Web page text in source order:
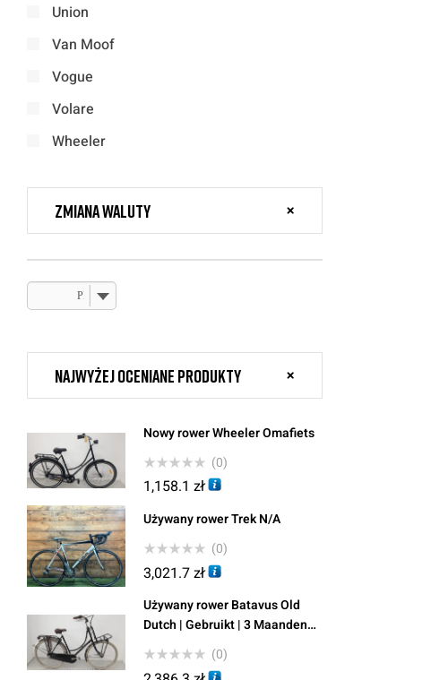
Union
Van Moof
Vogue
Volare
Wheeler
Zmiana waluty
PLN, zł
Najwyżej oceniane produkty
Nowy rower Wheeler Omafiets
(0)
1,158.1 zł
Używany rower Trek N/A
(0)
3,021.7zł
Używany rower Batavus Old
Dutch | Gebruikt | 3 Maanden
Garantie |
(0)